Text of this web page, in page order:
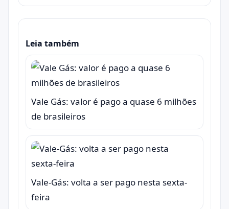
Leia também
Vale Gás: valor é pago a quase 6 milhões
de brasileiros
Vale-Gás: volta a ser pago nesta sexta-
feira